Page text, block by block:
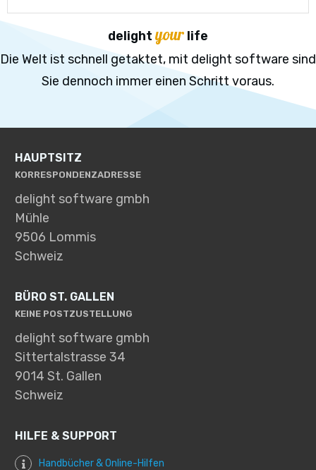
delight your life
Die Welt ist schnell getaktet, mit delight software sind
Sie dennoch immer einen Schritt voraus.
HAUPTSITZ
KORRESPONDENZADRESSE
delight software gmbh
Mühle
9506 Lommis
Schweiz
BÜRO ST. GALLEN
KEINE POSTZUSTELLUNG
delight software gmbh
Sittertalstrasse 34
9014 St. Gallen
Schweiz
HILFE & SUPPORT
Handbücher & Online-Hilfen